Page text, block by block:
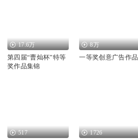
17.6万
第四届“曹灿杯”特等
奖作品集锦
8万
一等奖创意广告作品
517 1726